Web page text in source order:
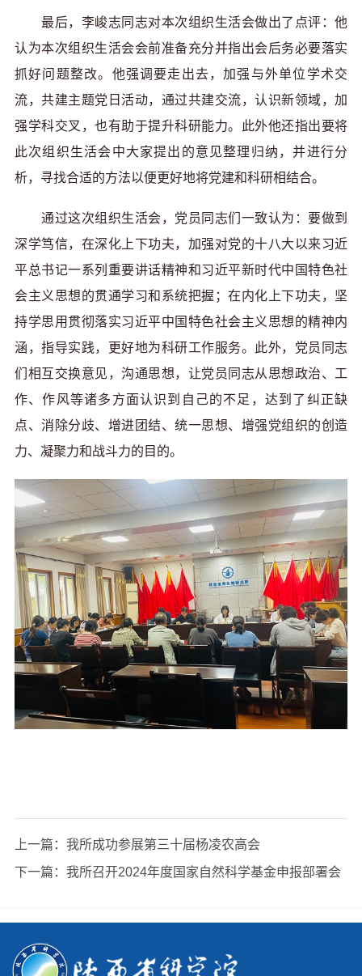
最后，李峻志同志对本次组织生活会做出了点评：他
认为本次组织生活会会前准备充分并指出会后务必要落实
抓好问题整改。他强调要走出去，加强与外单位学术交
流，共建主题党日活动，通过共建交流，认识新领域，加
强学科交叉，也有助于提升科研能力。此外他还指出要将
此次组织生活会中大家提出的意见整理归纳，并进行分
析，寻找合适的方法以便更好地将党建和科研相结合。
通过这次组织生活会，党员同志们一致认为：要做到
深学笃信，在深化上下功夫，加强对党的十八大以来习近
平总书记一系列重要讲话精神和习近平新时代中国特色社
会主义思想的贯通学习和系统把握；在内化上下功夫，坚
持学思用贯彻落实习近平中国特色社会主义思想的精神内
涵，指导实践，更好地为科研工作服务。此外，党员同志
们相互交换意见，沟通思想，让党员同志从思想政治、工
作、作风等诸多方面认识到自己的不足，达到了纠正缺
点、消除分歧、增进团结、统一思想、增强党组织的创造
力、凝聚力和战斗力的目的。
上一篇： 我所成功参展第三十届杨凌农高会
下一篇： 我所召开2024年度国家自然科学基金申报部署会